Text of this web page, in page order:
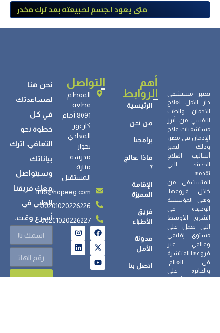
طبي
متى يعود الجسم لطبيعته بعد ترك مخدر
الآيس؟ مراحل التعافي والعوامل المؤثرة
تعتبر مستشفى
دار الامل لعلاج
الادمان والطب
النفسي من أبرز
مستشفيات علاج
الإدمان في مصر،
وذلك لتميز
أساليب العلاج
الحديثة التي
تقدمها
المتسشفى من
خلال فروعها،
وهي المؤسسة
الوحيدة في
الشرق الأوسط
التي تعمل على
مستوى إقليمي
وعالمي عبر
فروعها المنتشرة
في العالم،
والحائزة على
أهم
الروابط
الرئيسية
من نحن
برامجنا
ماذا نعالج
؟
الإقامة
المميزة
فريق
الأطباء
مدونة
الأمل
اتصل بنا
التواصل
المقطم
قطعة
8091 أمام
كارفور
المعادي
بجوار
مدرسة
منارة
المستقبل
info@hopeeg.com
00201020226226
00201020226227
نحن هنا
لمساعدتك
في كل
خطوة نحو
التعافي. اترك
بياناتك
وسيتواصل
معك فريقنا
الطبي في
أسرع وقت.
إرسال